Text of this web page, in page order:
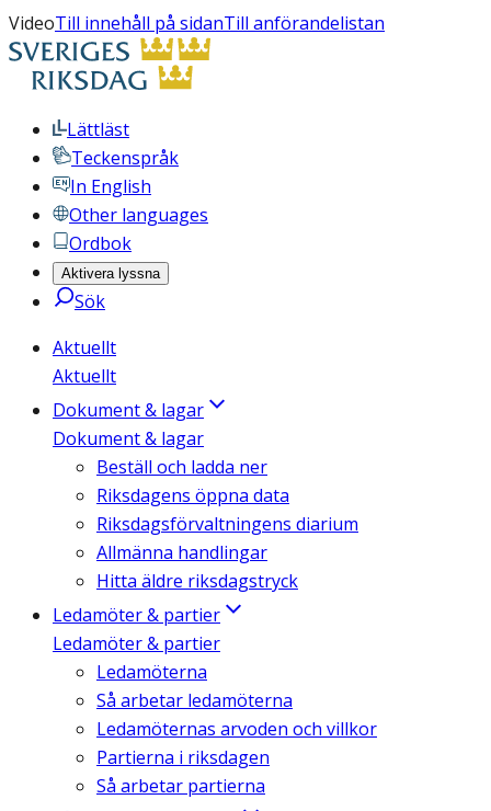
VideoTill innehåll på sidanTill anförandelistan
Lättläst
Teckenspråk
In English
Other languages
Ordbok
Aktivera lyssna
Sök
Aktuellt
Aktuellt
Dokument & lagar
Dokument & lagar
Beställ och ladda ner
Riksdagens öppna data
Riksdagsförvaltningens diarium
Allmänna handlingar
Hitta äldre riksdagstryck
Ledamöter & partier
Ledamöter & partier
Ledamöterna
Så arbetar ledamöterna
Ledamöternas arvoden och villkor
Partierna i riksdagen
Så arbetar partierna